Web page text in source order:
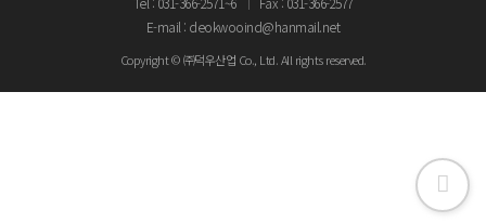
E-mail : deokwooind@hanmail.net
Copyright © ㈜덕우산업 Co., Ltd. All rights reserved.